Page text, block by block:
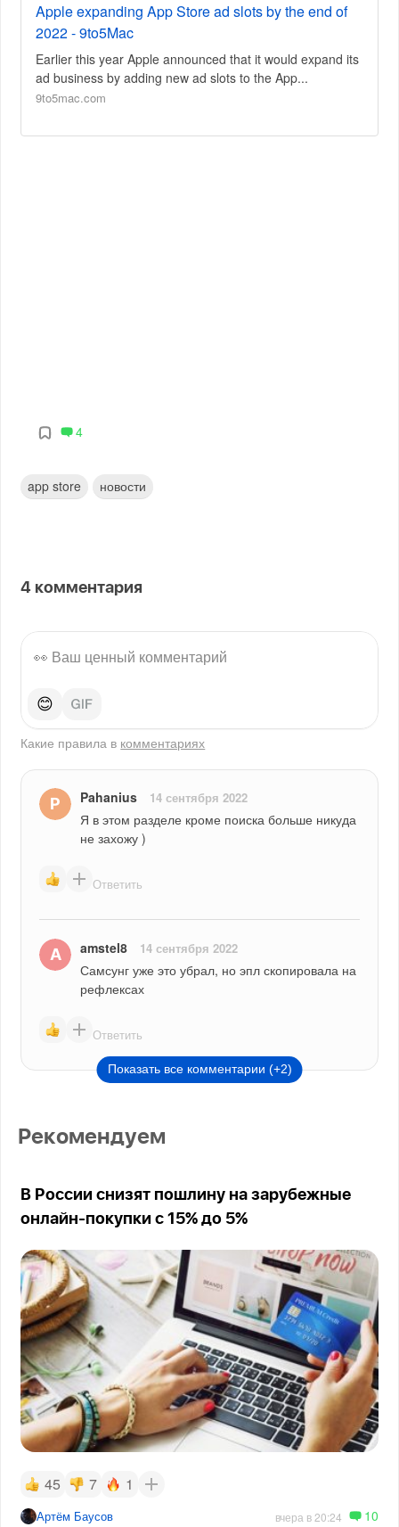
Apple expanding App Store ad slots by the end of
2022 - 9to5Mac
Earlier this year Apple announced that it would expand its
ad business by adding new ad slots to the App...
9to5mac.com
4
app store новости
4 комментария
😊
Какие правила в комментариях
Pahanius 14 сентября 2022
Я в этом разделе кроме поиска больше никуда
не захожу )
Ответить
amstel8 14 сентября 2022
Самсунг уже это убрал, но эпл скопировала на
рефлексах
Ответить
Показать все комментарии (+2)
Рекомендуем
В России снизят пошлину на зарубежные
онлайн-покупки с 15% до 5%
45 7 1
Артём Баусов вчера в 20:24 10